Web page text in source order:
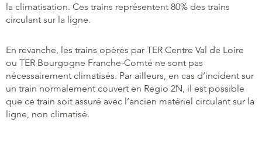
la climatisation. Ces trains représentent 80% des trains
circulant sur la ligne.
En revanche, les trains opérés par TER Centre Val de Loire
ou TER Bourgogne Franche-Comté ne sont pas
nécessairement climatisés. Par ailleurs, en cas d’incident sur
un train normalement couvert en Regio 2N, il est possible
que ce train soit assuré avec l’ancien matériel circulant sur la
ligne, non climatisé.